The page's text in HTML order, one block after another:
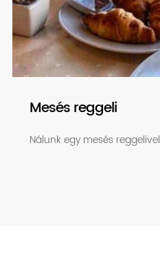
Mesés reggeli
Nálunk egy mesés